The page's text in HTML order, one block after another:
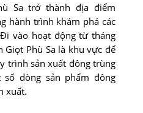
Sa trở thành địa điểm
hành trình khám phá các
vào hoạt động từ tháng
Phù Sa là khu vực để
trình sản xuất đông trùng
dòng sản phẩm đông
xuất.